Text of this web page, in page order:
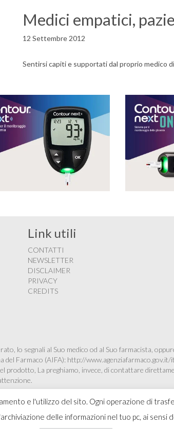
Medici empatici,
12 Settembre 2012
Sentirsi capiti e supportati dal proprio medico
e l'utilizzo del sito. Ogni operazione di
delle informazioni nel tuo pc, ai
Link utili
CONTATTI
NEWSLETTER
DISCLAIMER
PRIVACY
CREDITS
lo segnali al Suo medico od al Suo farmacista,
del Farmaco (AIFA): http://
prodotto, La preghiamo, invece, di contattare